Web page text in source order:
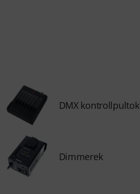
DMX kontrollpultok
Dimmerek